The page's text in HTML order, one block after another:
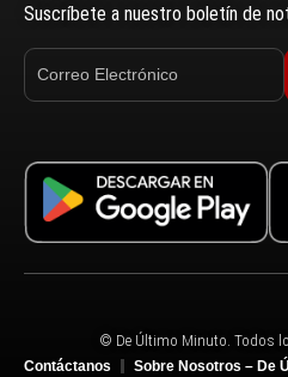
Suscríbete a nuestro boletín de
© De Último Minuto. Todos
Contáctanos
Sobre Nosotros – De